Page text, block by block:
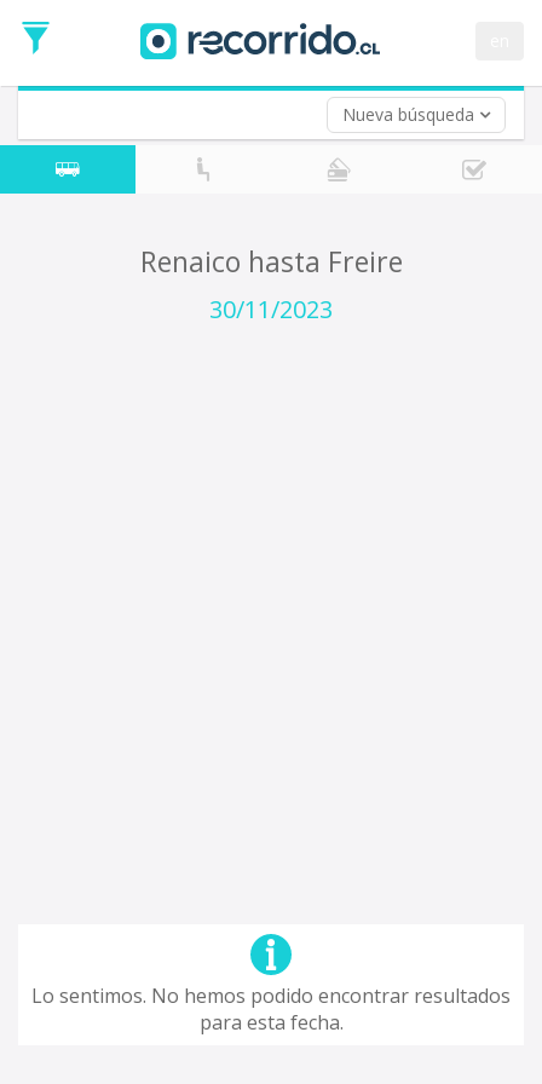
Nueva búsqueda
de
Ida
Vuelta (opcional)
Fecha
de
Renaico hasta Freire
30/11/2023
Lo sentimos. No hemos podido encontrar resultados
para esta fecha.